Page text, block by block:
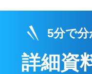
5分で分
詳細資